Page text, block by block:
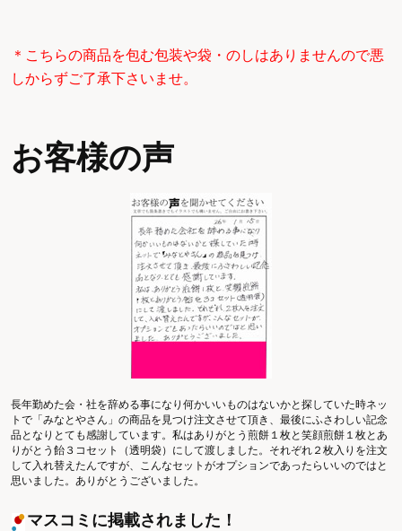
＊こちらの商品を包む包装や袋・のしはありませんので悪
しからずご了承下さいませ。
お客様の声
長年勤めた会・社を辞める事になり何かいいものはないかと探していた時ネッ
トで「みなとやさん」の商品を見つけ注文させて頂き、最後にふさわしい記念
品となりとても感謝しています。私はありがとう煎餅１枚と笑顔煎餅１枚とあ
りがとう飴３コセット（透明袋）にして渡しました。それぞれ２枚入りを注文
して入れ替えたんですが、こんなセットがオプションであったらいいのではと
思いました。ありがとうございました。
マスコミに掲載されました！